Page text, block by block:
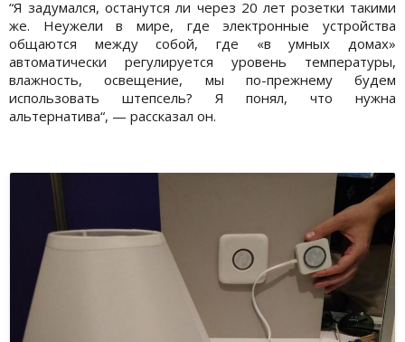
“Я задумался, останутся ли через 20 лет розетки такими
же. Неужели в мире, где электронные устройства
общаются между собой, где «в умных домах»
автоматически регулируется уровень температуры,
влажность, освещение, мы по-прежнему будем
использовать штепсель? Я понял, что нужна
альтернатива“, — рассказал он.